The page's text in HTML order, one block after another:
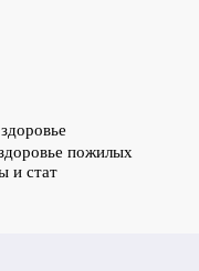
пожилых
и стат